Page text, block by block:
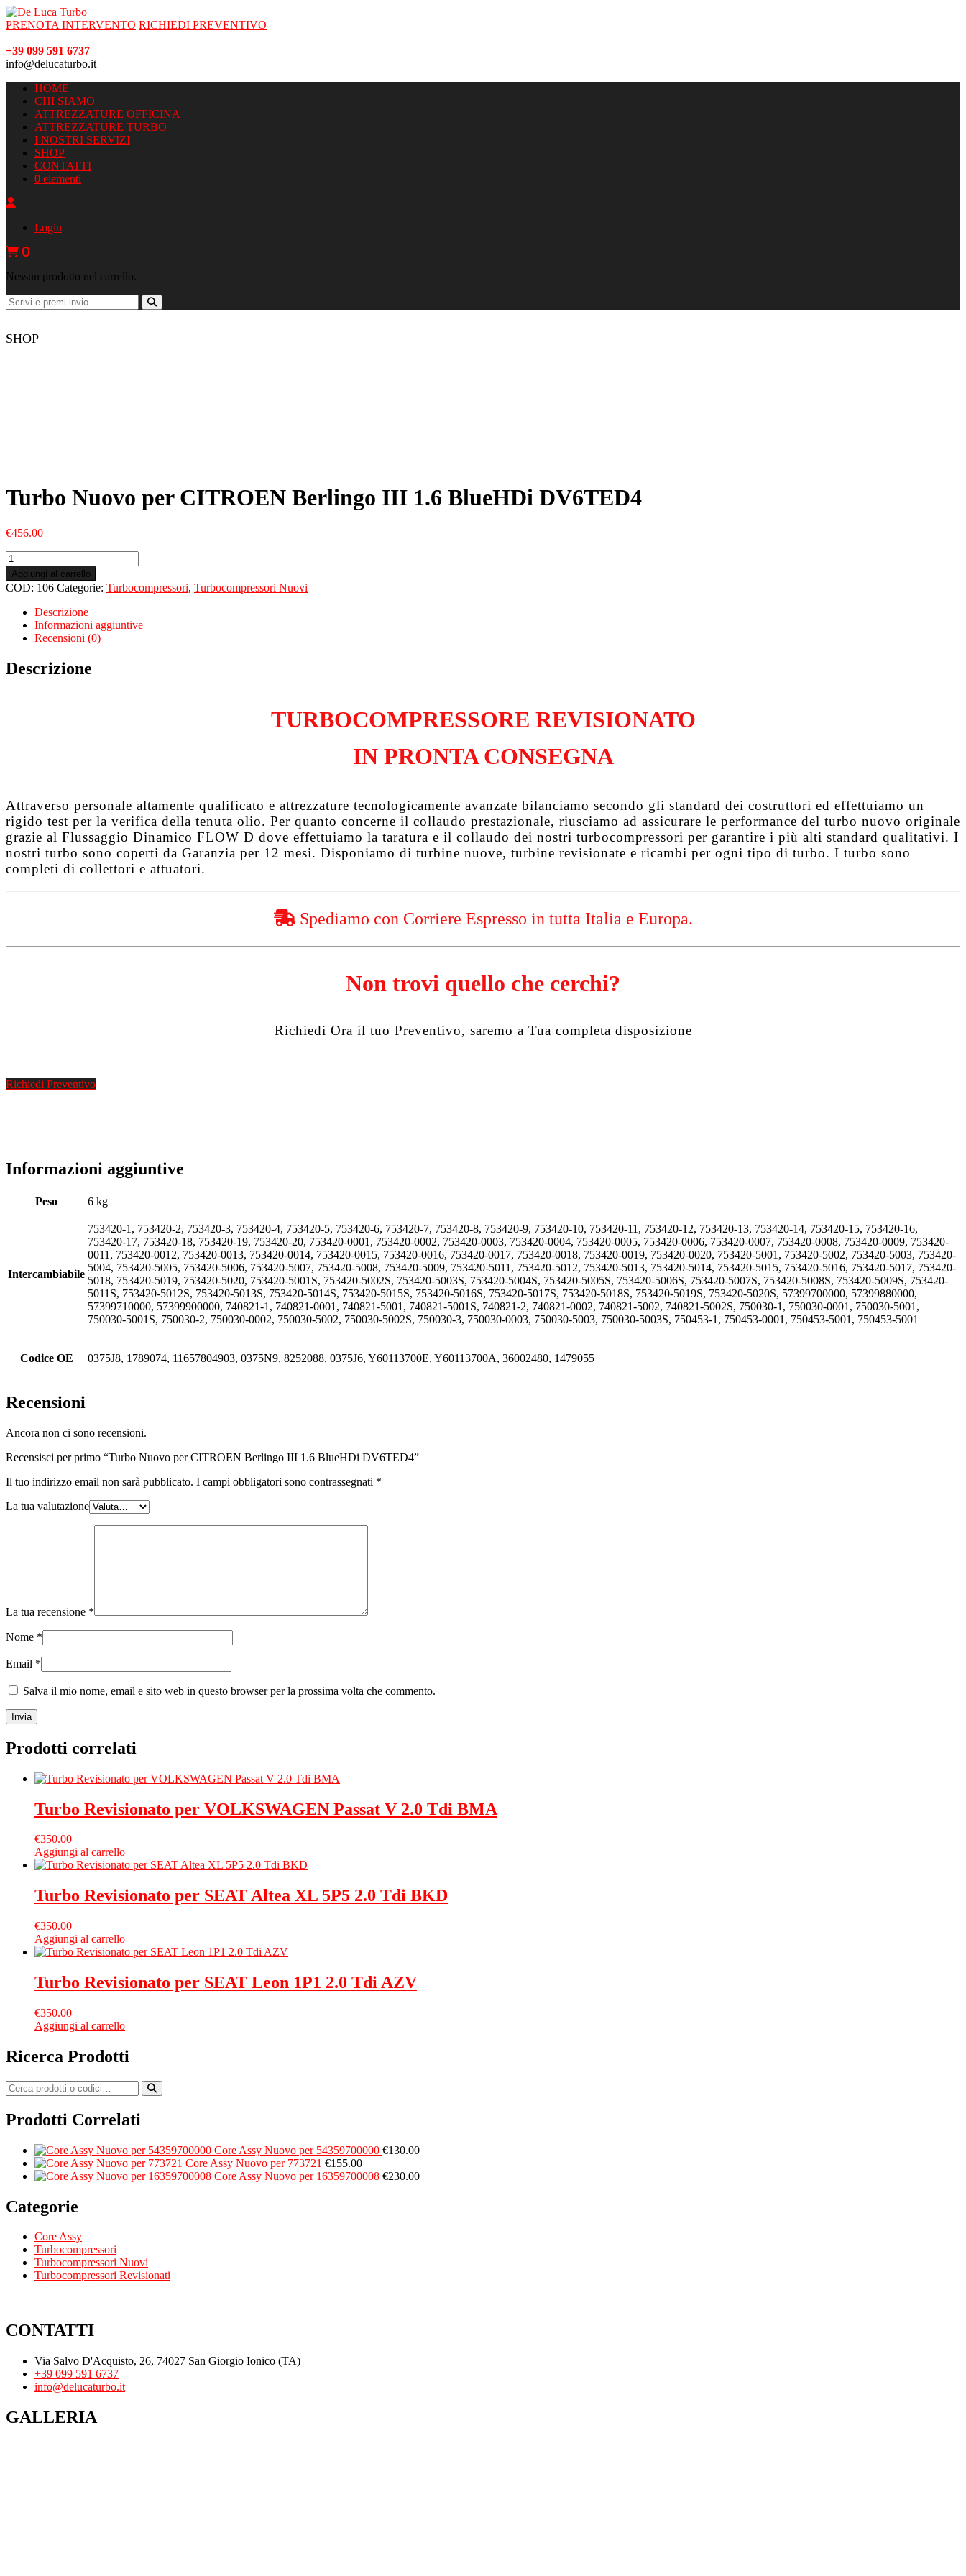
PRENOTA INTERVENTO RICHIEDI PREVENTIVO
+39 099 591 6737
info@delucaturbo.it
HOME
CHI SIAMO
ATTREZZATURE OFFICINA
ATTREZZATURE TURBO
I NOSTRI SERVIZI
SHOP
CONTATTI
0 elementi
Login
0
Nessun prodotto nel carrello.
SHOP
Turbo Nuovo per CITROEN Berlingo III 1.6 BlueHDi DV6TED4
€456.00
Turbo
Nuovo
per
CITROEN
Berlingo
BlueHDi
DV6TED4
quantità
Aggiungi al carrello
COD: 106 Categorie: Turbocompressori, Turbocompressori Nuovi
Descrizione
Informazioni aggiuntive
Recensioni (0)
Descrizione
TURBOCOMPRESSORE REVISIONATO
IN PRONTA CONSEGNA
Attraverso personale altamente qualificato e attrezzature tecnologicamente avanzate bilanciamo secondo gli standard dei costruttori ed effettuiamo un
rigido test per la verifica della tenuta olio. Per quanto concerne il collaudo prestazionale, riusciamo ad assicurare le performance del turbo nuovo originale
grazie al Flussaggio Dinamico FLOW D dove effettuiamo la taratura e il collaudo dei nostri turbocompressori per garantire i più alti standard qualitativi. I
nostri turbo sono coperti da Garanzia per 12 mesi. Disponiamo di turbine nuove, turbine revisionate e ricambi per ogni tipo di turbo. I turbo sono
completi di collettori e attuatori.
Spediamo con Corriere Espresso in tutta Italia e Europa.
Non trovi quello che cerchi?
Richiedi Ora il tuo Preventivo, saremo a Tua completa disposizione
Richiedi Preventivo
Informazioni aggiuntive
Peso 6 kg
Intercambiabile
753420-1, 753420-2, 753420-3, 753420-4, 753420-5, 753420-6, 753420-7, 753420-8, 753420-9, 753420-10, 753420-11, 753420-12, 753420-13, 753420-14, 753420-15, 753420-16,
753420-17, 753420-18, 753420-19, 753420-20, 753420-0001, 753420-0002, 753420-0003, 753420-0004, 753420-0005, 753420-0006, 753420-0007, 753420-0008, 753420-0009, 753420-
0011, 753420-0012, 753420-0013, 753420-0014, 753420-0015, 753420-0016, 753420-0017, 753420-0018, 753420-0019, 753420-0020, 753420-5001, 753420-5002, 753420-5003, 753420-
5004, 753420-5005, 753420-5006, 753420-5007, 753420-5008, 753420-5009, 753420-5011, 753420-5012, 753420-5013, 753420-5014, 753420-5015, 753420-5016, 753420-5017, 753420-
5018, 753420-5019, 753420-5020, 753420-5001S, 753420-5002S, 753420-5003S, 753420-5004S, 753420-5005S, 753420-5006S, 753420-5007S, 753420-5008S, 753420-5009S, 753420-
5011S, 753420-5012S, 753420-5013S, 753420-5014S, 753420-5015S, 753420-5016S, 753420-5017S, 753420-5018S, 753420-5019S, 753420-5020S, 57399700000, 57399880000,
57399710000, 57399900000, 740821-1, 740821-0001, 740821-5001, 740821-5001S, 740821-2, 740821-0002, 740821-5002, 740821-5002S, 750030-1, 750030-0001, 750030-5001,
750030-5001S, 750030-2, 750030-0002, 750030-5002, 750030-5002S, 750030-3, 750030-0003, 750030-5003, 750030-5003S, 750453-1, 750453-0001, 750453-5001, 750453-5001
Codice OE 0375J8, 1789074, 11657804903, 0375N9, 8252088, 0375J6, Y60113700E, Y60113700A, 36002480, 1479055
Recensioni
Ancora non ci sono recensioni.
Recensisci per primo “Turbo Nuovo per CITROEN Berlingo III 1.6 BlueHDi DV6TED4”
Il tuo indirizzo email non sarà pubblicato. I campi obbligatori sono contrassegnati *
La tua valutazione
La tua recensione *
Nome *
Email *
Salva il mio nome, email e sito web in questo browser per la prossima volta che commento.
Prodotti correlati
Turbo Revisionato per VOLKSWAGEN Passat V 2.0 Tdi BMA
€350.00
Aggiungi al carrello
Turbo Revisionato per SEAT Altea XL 5P5 2.0 Tdi BKD
€350.00
Aggiungi al carrello
Turbo Revisionato per SEAT Leon 1P1 2.0 Tdi AZV
€350.00
Aggiungi al carrello
Ricerca Prodotti
Prodotti Correlati
Core Assy Nuovo per 54359700000 €130.00
Core Assy Nuovo per 773721 €155.00
Core Assy Nuovo per 16359700008 €230.00
Categorie
Core Assy
Turbocompressori
Turbocompressori Nuovi
Turbocompressori Revisionati
CONTATTI
Via Salvo D'Acquisto, 26, 74027 San Giorgio Ionico (TA)
+39 099 591 6737
info@delucaturbo.it
GALLERIA